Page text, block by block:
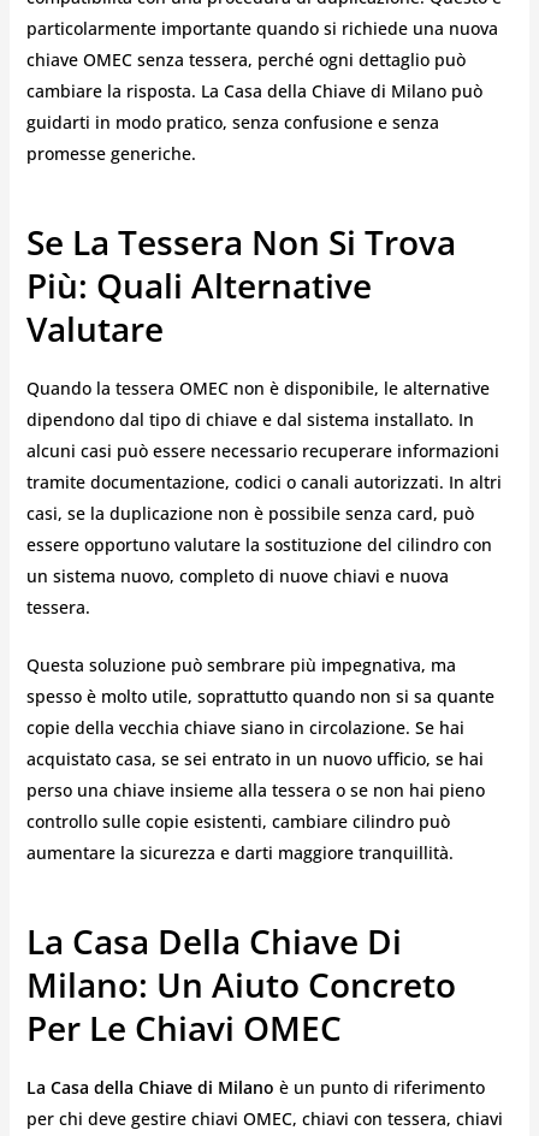
particolarmente importante quando si richiede una nuova
chiave OMEC senza tessera, perché ogni dettaglio può
cambiare la risposta. La Casa della Chiave di Milano può
guidarti in modo pratico, senza confusione e senza
promesse generiche.
Se La Tessera Non Si Trova
Più: Quali Alternative
Valutare
Quando la tessera OMEC non è disponibile, le alternative
dipendono dal tipo di chiave e dal sistema installato. In
alcuni casi può essere necessario recuperare informazioni
tramite documentazione, codici o canali autorizzati. In altri
casi, se la duplicazione non è possibile senza card, può
essere opportuno valutare la sostituzione del cilindro con
un sistema nuovo, completo di nuove chiavi e nuova
tessera.
Questa soluzione può sembrare più impegnativa, ma
spesso è molto utile, soprattutto quando non si sa quante
copie della vecchia chiave siano in circolazione. Se hai
acquistato casa, se sei entrato in un nuovo ufficio, se hai
perso una chiave insieme alla tessera o se non hai pieno
controllo sulle copie esistenti, cambiare cilindro può
aumentare la sicurezza e darti maggiore tranquillità.
La Casa Della Chiave Di
Milano: Un Aiuto Concreto
Per Le Chiavi OMEC
La Casa della Chiave di Milano è un punto di riferimento
per chi deve gestire chiavi OMEC, chiavi con tessera, chiavi